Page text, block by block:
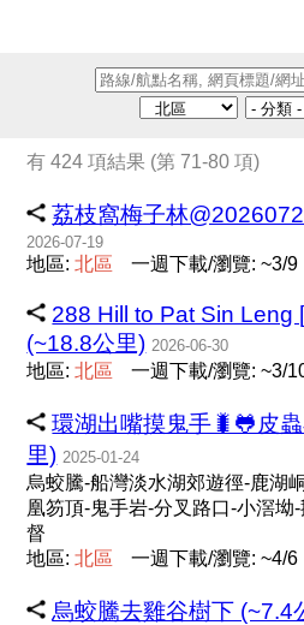
有 424 項結果 (第 71-80 項)
荔枝窩梅子林
2026-07-19
地區:北區 一週下載/瀏覽: ~3/9
288 Hill to Pat Sin Leng
(~18.8公里) 2026-06-30
地區:北區 一週下載/瀏覽: ~3/
環湖出嘴摸鬼手🐛🐸皮
里) 2025-01-24
烏蛟騰-船灣淡水湖郊遊徑-鹿湖
凰笏頂-鬼手岩-分叉路口-小滘坳
督
地區:北區 一週下載/瀏覽: ~4/6
烏蛟騰去雞谷樹下 (~7.4